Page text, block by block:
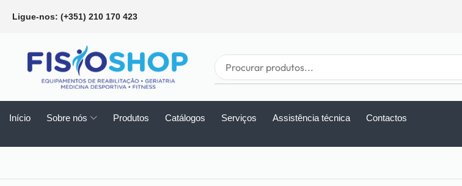
Ligue-nos: (+351) 210 170 423
Início Sobre nós Produtos Catálogos Serviços Assistência técnica Contactos